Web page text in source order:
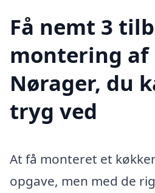
Få nemt 3
montering af
Nørager, du
tryg ved
At få monteret et
opgave, men med de